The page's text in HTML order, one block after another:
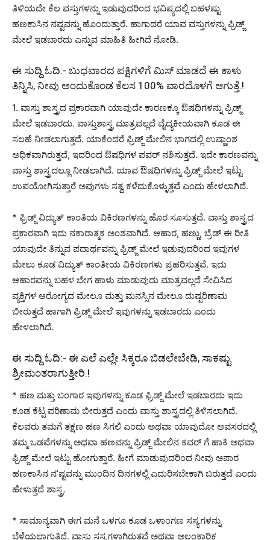
ತಿಳಿಯದೇ ಕೆಲ ವಸ್ತುಗಳನ್ನು ಇಡುವುದರಿಂದ ಭವಿಷ್ಯದಲ್ಲಿ ಬಹಳಷ್ಟು
ಹಣಕಾಸಿನ ನಷ್ಟವನ್ನು ಹೊಂದುತ್ತಾರೆ. ಹಾಗಾದರೆ ಯಾವ ವಸ್ತುಗಳನ್ನು ಫ್ರಿಡ್ಜ್
ಮೇಲೆ ಇಡಬಾರದು ಎನ್ನುವ ಮಾಹಿತಿ ಹೀಗಿದೆ ನೋಡಿ.
ಈ ಸುದ್ದಿ ಓದಿ:- ಬುಧವಾರದ ಪಕ್ಷಿಗಳಿಗೆ ಮಿಸ್ ಮಾಡದೆ ಈ ಕಾಳು
ತಿನ್ನಿಸಿ, ನೀವು ಅಂದುಕೊಂಡ ಕೆಲಸ 100% ವಾರದೊಳಗೆ ಆಗುತ್ತೆ.!
1. ವಾಸ್ತು ಶಾಸ್ತ್ರದ ಪ್ರಕಾರವಾಗಿ ಯಾವುದೇ ಕಾರಣಕ್ಕೂ ಔಷಧಿಗಳನ್ನು ಫ್ರಿಡ್ಜ್
ಮೇಲೆ ಇಡಬಾರದು. ವಾಸ್ತುಶಾಸ್ತ್ರ ಮಾತ್ರವಲ್ಲದೆ ವೈದ್ಯಕೀಯವಾಗಿ ಕೂಡ ಈ
ಸಲಹೆ ನೀಡಲಾಗುತ್ತದೆ. ಯಾಕೆಂದರೆ ಫ್ರಿಡ್ಜ್ ಮೇಲಿನ ಭಾಗದಲ್ಲಿ ಉಷ್ಣಾಂಶ
ಅಧಿಕವಾಗಿರುತ್ತದೆ, ಇದರಿಂದ ಔಷಧಿಗಳ ಪವರ್ ನಶಿಸುತ್ತದೆ. ಇದೇ ಕಾರಣವನ್ನು
ವಾಸ್ತು ಶಾಸ್ತ್ರದಲ್ಲೂ ನೀಡಲಾಗಿದೆ. ಯಾವ ಔಷಧಿಗಳನ್ನು ಫ್ರಿಡ್ಜ್ ಮೇಲೆ ಇಟ್ಟು
ಉಪಯೋಗಿಸುತ್ತಾರೆ ಅವುಗಳು ಸತ್ವ ಕಳೆದುಕೊಳ್ಳುತ್ತವೆ ಎಂದು ಹೇಳಲಾಗಿದೆ.
* ಫ್ರಿಡ್ಜ್ ವಿದ್ಯುತ್ ಕಾಂತಿಯ ವಿಕಿರಣಗಳನ್ನು ಹೊರ ಸೂಸುತ್ತದೆ. ವಾಸ್ತು ಶಾಸ್ತ್ರದ
ಪ್ರಕಾರವಾಗಿ ಇದು ನಕಾರಾತ್ಮಕ ಅಂಶವಾಗಿದೆ. ಆಹಾರ, ಹಣ್ಣು, ಬ್ರೆಡ್ ಈ ರೀತಿ
ಯಾವುದೇ ತಿನ್ನುವ ಪದಾರ್ಥವನ್ನು ಫ್ರಿಡ್ಜ್ ಮೇಲೆ ಇಡುವುದರಿಂದ ಇವುಗಳ
ಮೇಲು ಕೂಡ ವಿದ್ಯುತ್ ಕಾಂತೀಯ ವಿಕಿರಣಗಳು ಪ್ರಹರಿಸುತ್ತವೆ. ಇದು
ಆಹಾರವನ್ನು ಬಹಳ ಬೇಗ ಹಾಳು ಮಾಡುವುದು ಮಾತ್ರವಲ್ಲದೆ ಸೇವಿಸಿದ
ವ್ಯಕ್ತಿಗಳ ಆರೋಗ್ಯದ ಮೇಲೂ ಮತ್ತು ಮನಸ್ಸಿನ ಮೇಲೂ ದುಷ್ಪರಿಣಾಮ
ಬೀರುತ್ತದೆ ಹಾಗಾಗಿ ಫ್ರಿಡ್ಜ್ ಮೇಲೆ ಇವುಗಳನ್ನು ಇಡಬಾರದು ಎಂದು
ಹೇಳಲಾಗಿದೆ.
ಈ ಸುದ್ದಿ ಓದಿ:- ಈ ಎಲೆ ಎಲ್ಲೇ ಸಿಕ್ಕರೂ ಬಿಡಲೇಬೇಡಿ, ಸಾಕಷ್ಟು
ಶ್ರೀಮಂತರಾಗುತ್ತೀರಿ.!
* ಹಣ ಮತ್ತು ಬಂಗಾರ ಇವುಗಳನ್ನು ಕೂಡ ಫ್ರಿಡ್ಜ್ ಮೇಲೆ ಇಡಬಾರದು ಇದು
ಕೂಡ ಕೆಟ್ಟ ಪರಿಣಾಮ ಬೀರುತ್ತದೆ ಎಂದು ವಾಸ್ತು ಶಾಸ್ತ್ರದಲ್ಲಿ ತಿಳಿಸಲಾಗಿದೆ.
ಕೆಲವರು ತಮಗೆ ತಕ್ಷಣ ಹಣ ಸಿಗಲಿ ಎಂದು ಅಥವಾ ಯಾವುದೋ ಅವಸರದಲ್ಲಿ
ತಮ್ಮ ಒಡವೆಗಳನ್ನು ಅಥವಾ ಹಣವನ್ನು ಫ್ರಿಡ್ಜ್ ಮೇಲಿನ ಕವರ್ ಗೆ ಹಾಕಿ ಅಥವಾ
ಫ್ರಿಡ್ಜ್ ಮೇಲೆ ಇಟ್ಟು ಹೋಗುತ್ತಾರೆ. ಹೀಗೆ ಮಾಡುವುದರಿಂದ ನೀವು ಅಪಾರ
ಹಣಕಾಸಿನ ನ’ಷ್ಟವನ್ನು ಮುಂದಿನ ದಿನಗಳಲ್ಲಿ ಎದುರಿಸಬೇಕಾಗಿ ಬರುತ್ತದೆ ಎಂದು
ಹೇಳುತ್ತದೆ ಶಾಸ್ತ್ರ.
* ಸಾಮಾನ್ಯವಾಗಿ ಈಗ ಮನೆ ಒಳಗೂ ಕೂಡ ಒಳಾಂಗಣ ಸಸ್ಯಗಳನ್ನು
ಬೆಳೆಯಲಾಗುತ್ತಿದೆ. ವಾಸ್ತು ಸಸ್ಯಗಳಾಗಿರುತ್ತವೆ ಅಥವಾ ಅಲಂಕಾರಿಕ